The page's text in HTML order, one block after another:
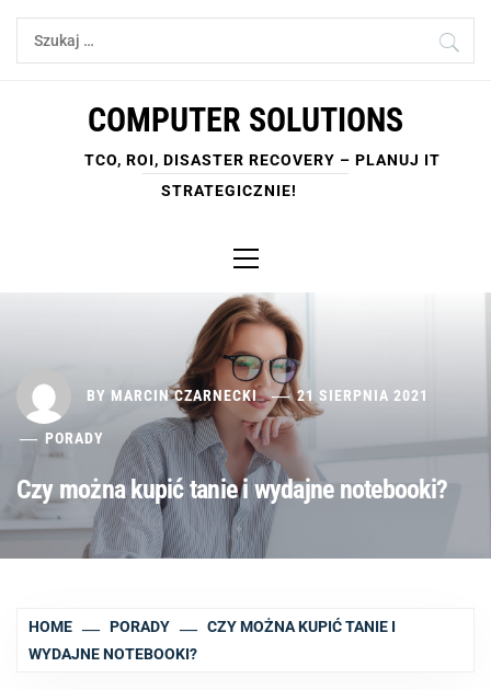
Skip
Szukaj:
COMPUTER SOLUTIONS
TCO, ROI, DISASTER RECOVERY – PLANUJ IT
STRATEGICZNIE!
Menu
BY MARCIN CZARNECKI 21 SIERPNIA 2021
PORADY
Czy można kupić tanie i wydajne notebooki?
HOME PORADY
CZY MOŻNA KUPIĆ TANIE I
WYDAJNE NOTEBOOKI?